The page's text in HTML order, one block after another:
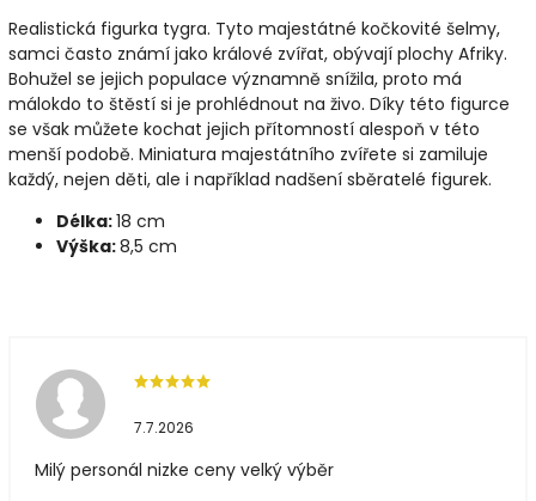
Realistická figurka tygra. Tyto majestátné kočkovité šelmy,
samci často známí jako králové zvířat, obývají plochy Afriky.
Bohužel se jejich populace významně snížila, proto má
málokdo to štěstí si je prohlédnout na živo. Díky této figurce
se však můžete kochat jejich přítomností alespoň v této
menší podobě. Miniatura majestátního zvířete si zamiluje
každý, nejen děti, ale i například nadšení sběratelé figurek.
Délka:18 cm
Výška:8,5 cm
7.7.2026
Milý personál nizke ceny velký výběr